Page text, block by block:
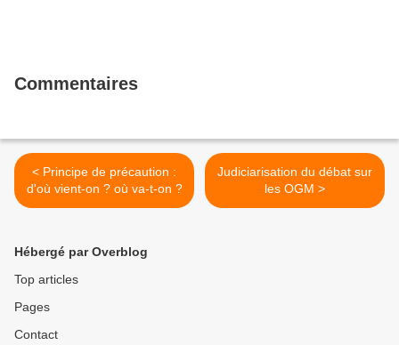
Commentaires
< Principe de précaution :
d'où vient-on ? où va-t-on ?
Judiciarisation du débat sur
les OGM >
Hébergé par Overblog
Top articles
Pages
Contact